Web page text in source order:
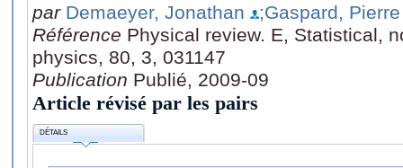
par Demaeyer, Jonathan
;Gaspard, Pierre
Référence Physical review. E, Statistical,
physics, 80, 3, 031147
Publication Publié, 2009-09
Article révisé par les pairs
DÉTAILS